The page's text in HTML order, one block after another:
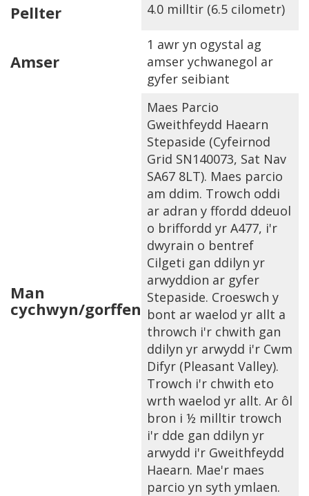
Pellter 4.0 milltir (6.5 cilometr)
Amser
1 awr yn ogystal ag
amser ychwanegol ar
gyfer seibiant
Man
cychwyn/gorffen
Maes Parcio
Gweithfeydd Haearn
Stepaside (Cyfeirnod
Grid SN140073, Sat Nav
SA67 8LT). Maes parcio
am ddim. Trowch oddi
ar adran y ffordd ddeuol
o briffordd yr A477, i'r
dwyrain o bentref
Cilgeti gan ddilyn yr
arwyddion ar gyfer
Stepaside. Croeswch y
bont ar waelod yr allt a
throwch i'r chwith gan
ddilyn yr arwydd i'r Cwm
Difyr (Pleasant Valley).
Trowch i'r chwith eto
wrth waelod yr allt. Ar ôl
bron i ½ milltir trowch
i'r dde gan ddilyn yr
arwydd i'r Gweithfeydd
Haearn. Mae'r maes
parcio yn syth ymlaen.